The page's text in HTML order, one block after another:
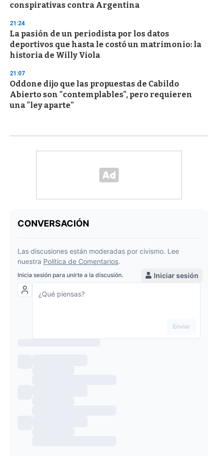
conspirativas contra Argentina
21:24
La pasión de un periodista por los datos
deportivos que hasta le costó un matrimonio: la
historia de Willy Viola
21:07
Oddone dijo que las propuestas de Cabildo
Abierto son "contemplables", pero requieren
una "ley aparte"